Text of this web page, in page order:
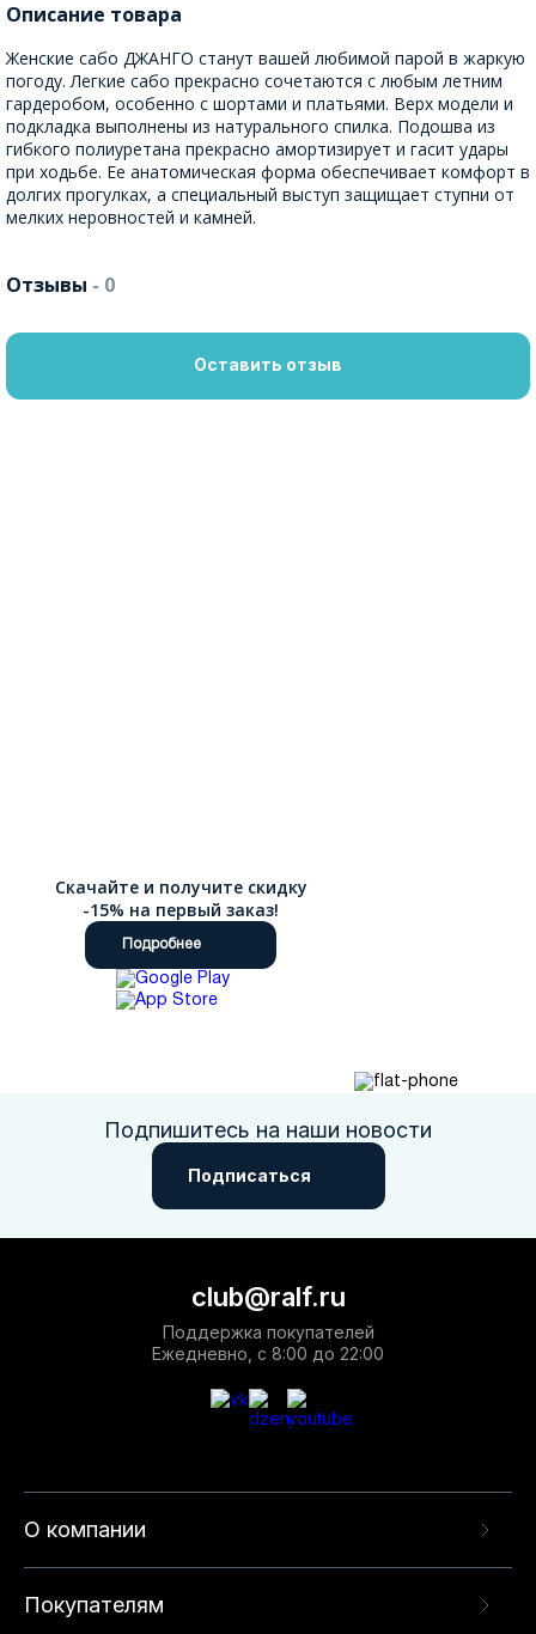
Описание товара
Женские сабо ДЖАНГО станут вашей любимой парой в жаркую
погоду. Легкие сабо прекрасно сочетаются с любым летним
гардеробом, особенно с шортами и платьями. Верх модели и
подкладка выполнены из натурального спилка. Подошва из
гибкого полиуретана прекрасно амортизирует и гасит удары
при ходьбе. Ее анатомическая форма обеспечивает комфорт в
долгих прогулках, а специальный выступ защищает ступни от
мелких неровностей и камней.
Отзывы - 0
Оставить отзыв
Скачайте и получите скидку
-15% на первый заказ!
Подробнее
Подпишитесь на наши новости
Подписаться
О компании
Покупателям
club@ralf.ru
Поддержка покупателей
Ежедневно, с 8:00 до 22:00